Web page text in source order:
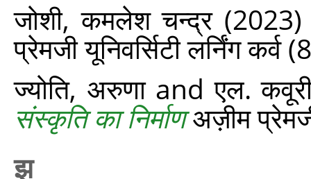
जोशी, कमलेश चन्द्र
प्रेमजी यूनिवर्सिटी लर्निंग
ज्योति, अरुणाandएल.
संस्कृति का निर्माणअज़ीम
झ